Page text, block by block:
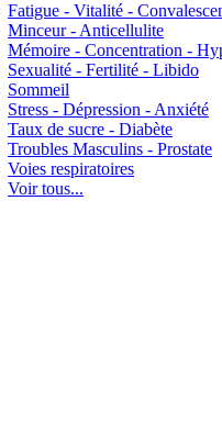
Fatigue - Vitalité -
Minceur - Anticellulite
Mémoire - Concentration -
Sexualité - Fertilité - Libido
Sommeil
Stress - Dépression - Anxiété
Taux de sucre - Diabète
Troubles Masculins - Prostate
Voies respiratoires
Voir tous...